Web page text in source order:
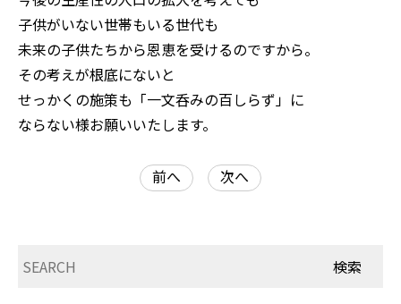
子供がいない世帯もいる世代も
未来の子供たちから恩恵を受けるのですから。
その考えが根底にないと
せっかくの施策も「一文呑みの百しらず」に
ならない様お願いいたします。
前へ 次へ